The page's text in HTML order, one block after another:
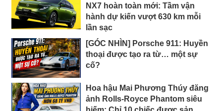
NX7 hoàn toàn mới: Tầm vận
hành dự kiến vượt 630 km mỗi
lần sạc
[GÓC NHÌN] Porsche 911: Huyền
thoại được tạo ra từ… một sự
cố?
Hoa hậu Mai Phương Thúy đăng
ảnh Rolls-Royce Phantom siêu